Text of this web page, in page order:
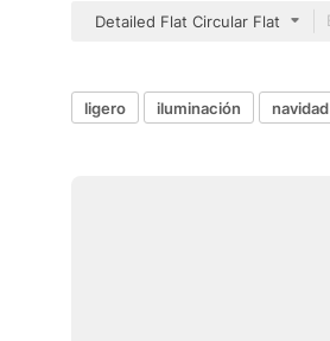
Detailed Flat Circular Flat
ligero iluminación navidad